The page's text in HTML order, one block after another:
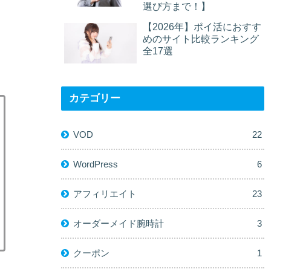
選び方まで！】
【2026年】ポイ活におすす
めのサイト比較ランキング
全17選
カテゴリー
VOD 22
WordPress 6
アフィリエイト 23
オーダーメイド腕時計 3
クーポン 1